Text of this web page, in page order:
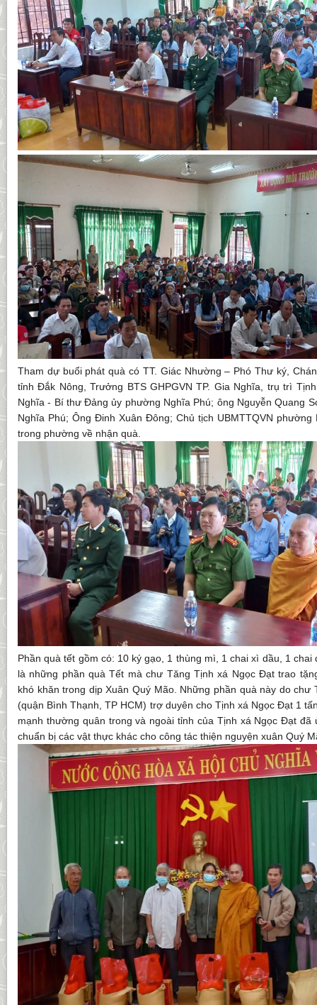
Tham dự buổi phát quà có TT. Giác Nhường – Phó Thư ký,
tỉnh Đắk Nông, Trưởng BTS GHPGVN TP. Gia Nghĩa, trụ trì
Nghĩa - Bí thư Đảng ủy phường Nghĩa Phú; ông Nguyễn Quang
Nghĩa Phú; Ông Đinh Xuân Đông; Chủ tịch UBMTTQVN
trong phường về nhận quà.
Phần quà tết gồm có: 10 ký gạo, 1 thùng mì, 1 chai xì dầu, 1
là những phần quà Tết mà chư Tăng Tịnh xá Ngọc Đạt trao
khó khăn trong dịp Xuân Quý Mão. Những phần quà này do chư
(quận Bình Thạnh, TP HCM) trợ duyên cho Tịnh xá Ngọc Đạt 1
mạnh thường quân trong và ngoài tỉnh của Tịnh xá Ngọc Đạt đã
chuẩn bị các vật thực khác cho công tác thiện nguyện xuân Quý